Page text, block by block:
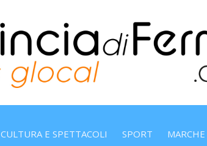
CULTURA E SPETTACOLI SPORT MARCHE